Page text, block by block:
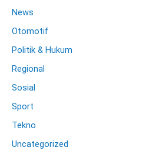
News
Otomotif
Politik & Hukum
Regional
Sosial
Sport
Tekno
Uncategorized